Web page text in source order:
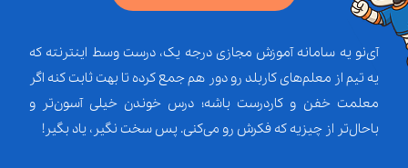
آی‌نو یه سامانه آموزش مجازی درجه یک، درست وسط اینترنته که
یه تیم از معلم‌‌های کاربلد رو دور هم جمع کرده تا بهت ثابت کنه اگر
معلمت خفن و کاردرست باشه؛ درس خوندن خیلی آسون‌تر و
باحال‌تر از چیزیه که فکرش رو می‌کنی. پس سخت نگیر، یاد بگیر!